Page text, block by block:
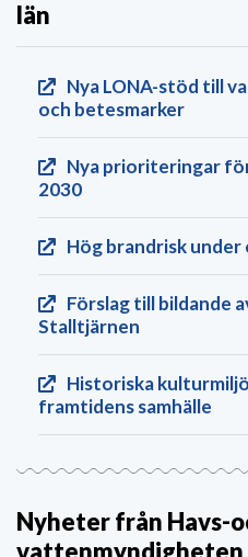
län
Nya LONA-stöd till
och betesmarker
Nya prioriteringar
2030
Hög brandrisk under
Förslag till bildande
Stalltjärnen
Historiska
framtidens samhälle
Nyheter från Havs-